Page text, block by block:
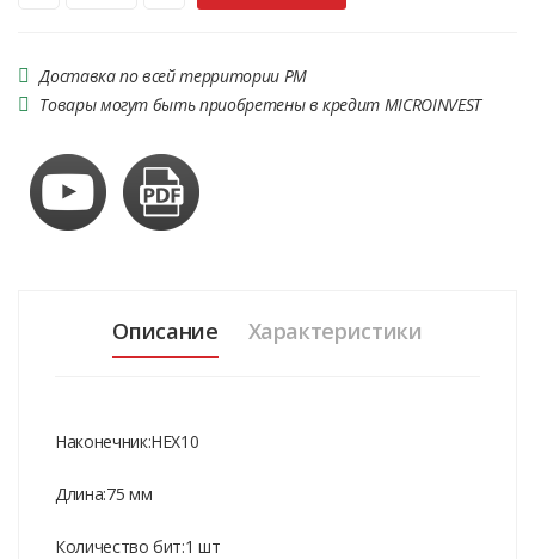
Доставка по всей территории РМ
Товары могут быть приобретены в кредит MICROINVEST
Описание Характеристики
Наконечник:HEX10
Длина:75 мм
Количество бит:1 шт